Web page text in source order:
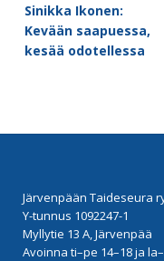
navigation
Sinikka Ikonen:
Kevään saapuessa,
kesää odotellessa
Järvenpään Taideseura
Y-tunnus 1092247-1
Myllytie 13 A, Järvenpää
Avoinna ti–pe 14–18 ja